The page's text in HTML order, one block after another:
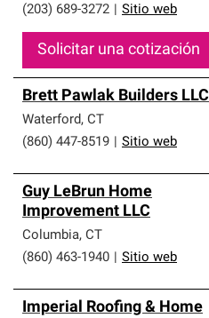
(203) 689-3272 Sitio web
Solicitar una cotización
Brett Pawlak Builders LLC
Waterford, CT
(860) 447-8519
Sitio web
Guy LeBrun Home
Improvement LLC
Columbia, CT
(860) 463-1940
Sitio web
Imperial Roofing & Home